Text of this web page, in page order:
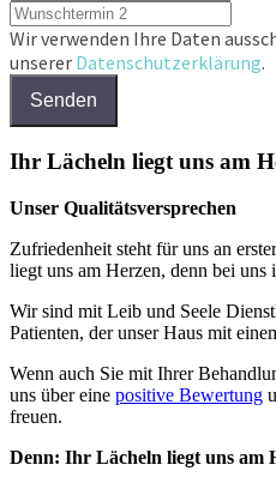
Wir verwenden Ihre Daten
unserer Datenschutzerklärung.
Senden
Ihr Lächeln liegt uns am
Unser Qualitätsversprechen
Zufriedenheit steht für uns an
liegt uns am Herzen, denn bei
Wir sind mit Leib und Seele
Patienten, der unser Haus mit
Wenn auch Sie mit Ihrer
uns über eine positive Bewertung
freuen.
Denn: Ihr Lächeln liegt uns am